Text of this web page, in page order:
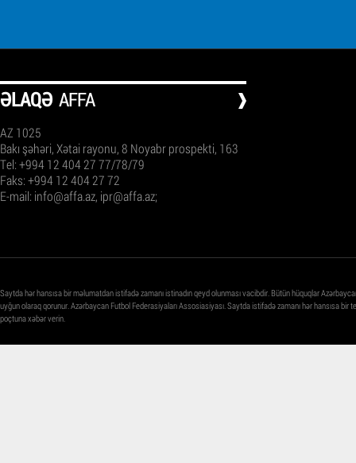
ƏLAQƏ AFFA
AZ 1025
Bakı şəhəri, Xətai rayonu, 8 Noyabr prospekti, 163
Tel: +994 12 404 27 77/78/79
Faks: +994 12 404 27 72
E-mail: info@affa.az, ipr@affa.az;
Saytda hər hansısa bir məlumatdan istifadə zamanı istinadın qeyd olunması vacibdir. Bütün hüquqlar
uyğun olaraq qorunur. Azərbaycan Futbol Federasiyaları Assosiasiyası. Saytda istifadə zamanı hər hansısa
poçtuna xəbər verin.